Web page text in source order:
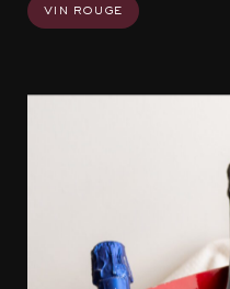
vin rouge